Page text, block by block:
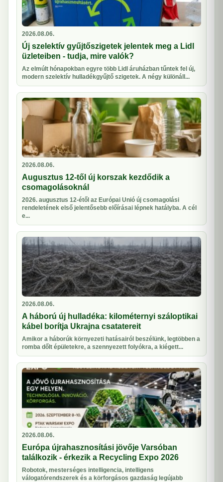
2026.08.06.
Új szelektív gyűjtőszigetek jelentek meg a Lidl
üzleteiben - tudja, mire valók?
Az elmúlt hónapokban egyre több Lidl áruházban tűntek fel új,
modern szelektív hulladékgyűjtő szigetek. A négy különáll...
2026.08.06.
Augusztus 12-től új korszak kezdődik a
csomagolásoknál
2026. augusztus 12-étől az Európai Unió új csomagolási
rendeletének első jelentősebb előírásai lépnek hatályba. A cél
e...
2026.08.06.
A háború új hulladéka: kilométernyi száloptikai
kábel borítja Ukrajna csatatereit
Amikor a háborúk környezeti hatásairól beszélünk, legtöbben a
romba dőlt épületekre, a szennyezett folyókra, a kiégett...
2026.08.06.
Európa újrahasznosítási jövője Varsóban
találkozik - érkezik a Recycling Expo 2026
Robotok, mesterséges intelligencia, intelligens
válogatórendszerek és a körforgásos gazdaság legújabb